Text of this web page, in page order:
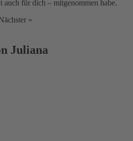
für dich – mitgenommen habe.
»
Juliana